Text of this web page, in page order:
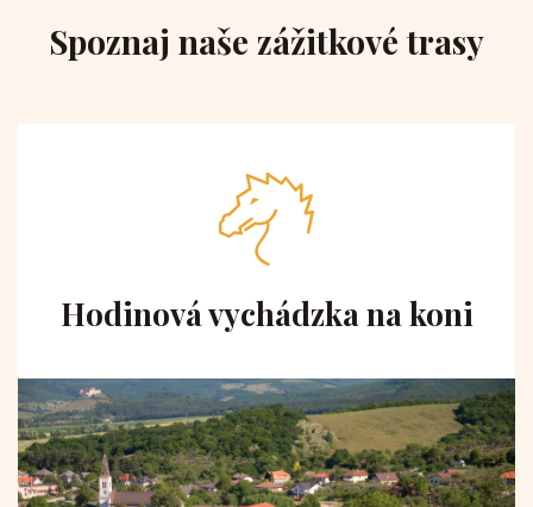
Spoznaj naše zážitkové trasy
Hodinová vychádzka na koni